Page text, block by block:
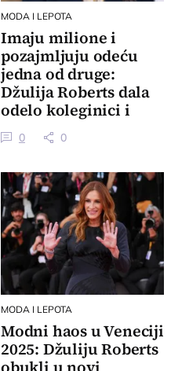
MODA I LEPOTA
Imaju milione i
pozajmljuju odeću
jedna od druge:
Džulija Roberts dala
odelo koleginici i
okrenula igricu
0 0
MODA I LEPOTA
Modni haos u Veneciji
2025: Džuliju Roberts